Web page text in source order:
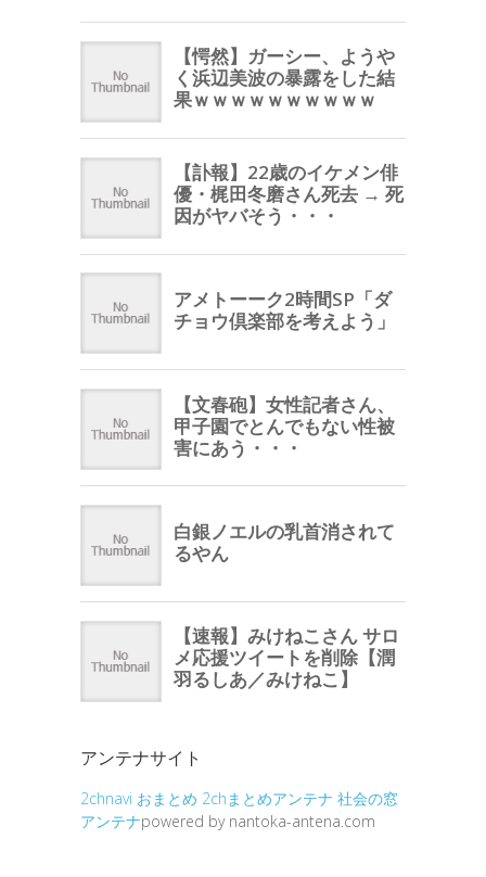
アンテナサイト
2chnavi おまとめ 2chまとめアンテナ 社会の窓
アンテナpowered by nantoka-antena.com